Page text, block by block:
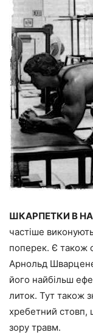
ШКАРПЕТКИ В
частіше
поперек. Є також
Арнольд
його найбільш
литок. Тут також
хребетний стовп,
зору травм.